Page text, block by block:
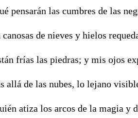
pensarán las cumbres de las
canosas de nieves y hielos
frías las piedras; y mis ojos
allá de las nubes, lo lejano
atiza los arcos de la magia y